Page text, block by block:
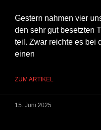
Gestern nahmen vier
den sehr gut besetzten
teil. Zwar reichte es bei
einen
ZUM ARTIKEL
15. Juni 2025